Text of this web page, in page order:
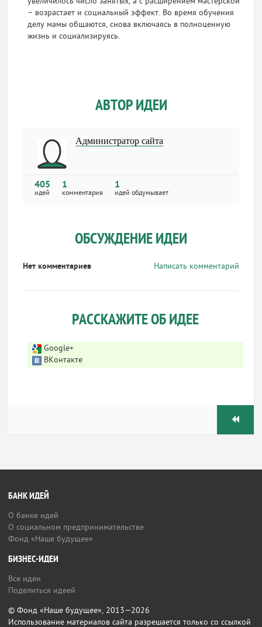
– возрастает и социальный эффект. Во время обучения
делу мамы общаются, снова включаясь в полноценную
жизнь и социализируясь.
АВТОР ИДЕИ
Администратор сайта
405
идей
1
комментария
1
идей обдумывает
ОБСУЖДЕНИЕ ИДЕИ
Написать комментарий
Нет комментариев
РАССКАЖИТЕ ОБ ИДЕЕ
Google+
ВКонтакте
БАНК ИДЕЙ
О банке идей
О социальном предпринимательстве
Фонд «Наше будущее»
БИЗНЕС-ИДЕИ
Все идеи
Поделиться идеей
© Фонд «Наше будущее», 2013—2026
Использование материалов сайта разрешается только со ссылкой